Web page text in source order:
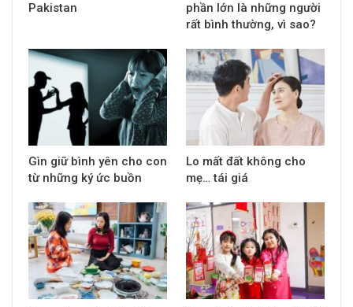
Pakistan
phần lớn là những người
rất bình thường, vì sao?
Gìn giữ bình yên cho con
từ những ký ức buồn
Lo mất đất không cho
mẹ… tái giá